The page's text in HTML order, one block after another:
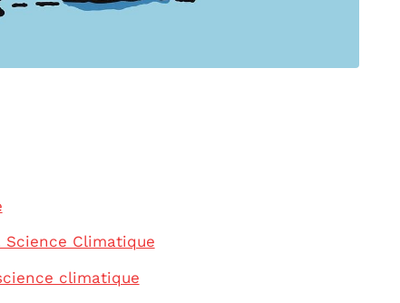
Science Climatique
climatique